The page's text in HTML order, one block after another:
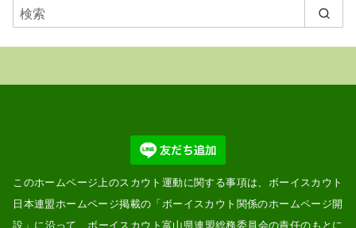
表
示
このホームページ上のスカウト運動に関する事項は、ボーイスカウト
日本連盟ホームページ掲載の「ボーイスカウト関係のホームページ開
設 」に沿って、ボーイスカウト富山県連盟総務委員会の責任のもとに